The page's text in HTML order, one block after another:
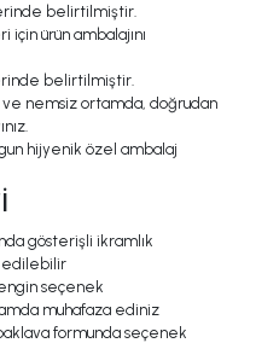
belirtilmiştir.
ürün ambalajını
belirtilmiştir.
ve nemsiz ortamda, doğrudan
hijyenik özel ambalaj
gösterişli ikramlık
edilebilir
seçenek
muhafaza ediniz
formunda seçenek